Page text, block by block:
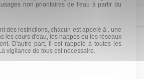
non prioritaires de l'eau à partir du
des restric­tions, chacun est appelé à . une
les cours d'eau, les nappes ou les réseaux
D'autre part, il est rappelé à toutes les
vigilance de tous est né­cessaire.